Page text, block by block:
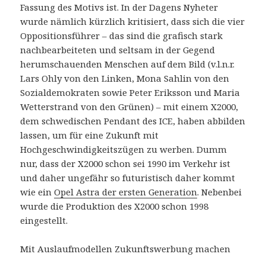
Fassung des Motivs ist. In der Dagens Nyheter
wurde nämlich kürzlich kritisiert, dass sich die vier
Oppositionsführer – das sind die grafisch stark
nachbearbeiteten und seltsam in der Gegend
herumschauenden Menschen auf dem Bild (v.l.n.r.
Lars Ohly von den Linken, Mona Sahlin von den
Sozialdemokraten sowie Peter Eriksson und Maria
Wetterstrand von den Grünen) – mit einem X2000,
dem schwedischen Pendant des ICE, haben abbilden
lassen, um für eine Zukunft mit
Hochgeschwindigkeitszügen zu werben. Dumm
nur, dass der X2000 schon sei 1990 im Verkehr ist
und daher ungefähr so futuristisch daher kommt
wie einOpel Astra der ersten Generation. Nebenbei
wurde die Produktion des X2000 schon 1998
eingestellt.
Mit Auslaufmodellen Zukunftswerbung machen